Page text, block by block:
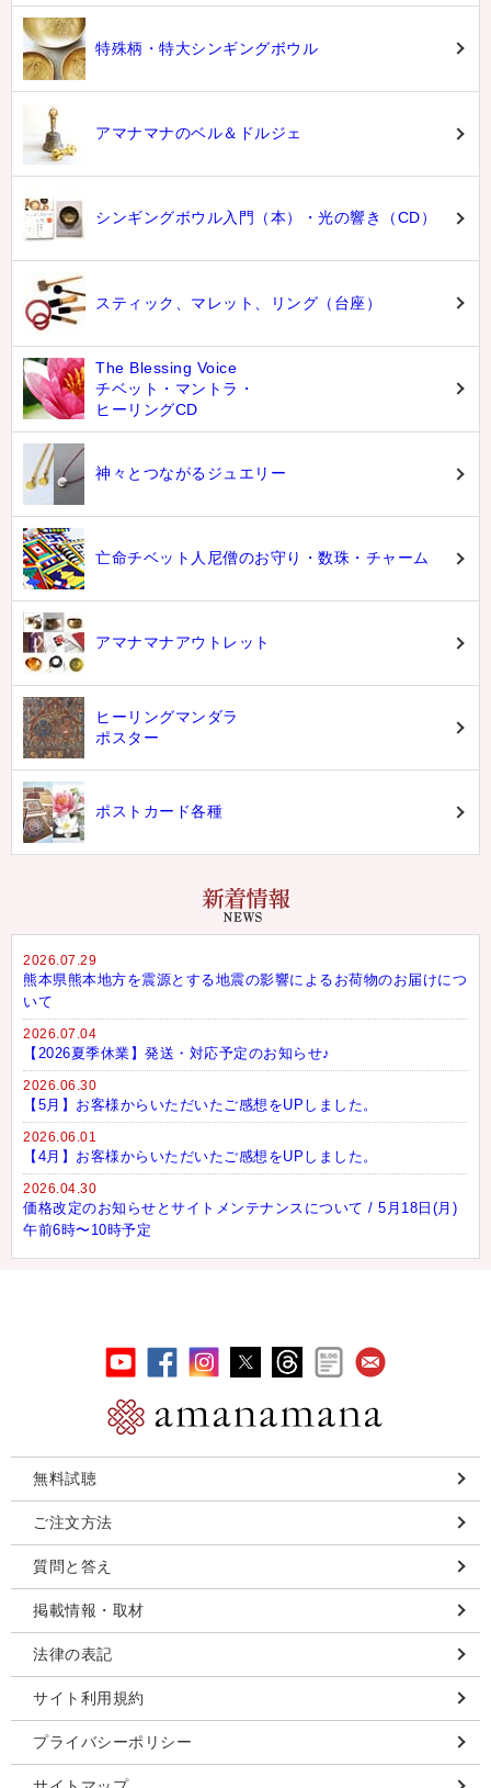
特殊柄・特大シンギングボウル
アマナマナのベル＆ドルジェ
シンギングボウル入門（本）・光の響き（CD）
スティック、マレット、リング（台座）
The Blessing Voice
チベット・マントラ・
ヒーリングCD
神々とつながるジュエリー
亡命チベット人尼僧のお守り・数珠・チャーム
アマナマナアウトレット
ヒーリングマンダラ
ポスター
ポストカード各種
2026.07.29
熊本県熊本地方を震源とする地震の影響によるお荷物のお届けにつ
いて
2026.07.04
【2026夏季休業】発送・対応予定のお知らせ♪
2026.06.30
【5月】お客様からいただいたご感想をUPしました。
2026.06.01
【4月】お客様からいただいたご感想をUPしました。
2026.04.30
価格改定のお知らせとサイトメンテナンスについて / 5月18日(月)
午前6時〜10時予定
無料試聴
ご注文方法
質問と答え
掲載情報・取材
法律の表記
サイト利用規約
プライバシーポリシー